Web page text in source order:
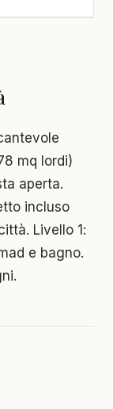
mq lordi)
aperta.
incluso
Livello 1:
e bagno.